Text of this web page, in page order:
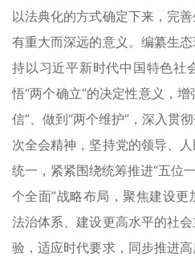
以法典化的方式确定下来，完
有重大而深远的意义。编纂生
持以习近平新时代中国特色社
悟“两个确立”的决定性意义，增
信”、做到“两个维护”，深入贯
次全会精神，坚持党的领导、
统一，紧紧围绕统筹推进“五位
个全面”战略布局，聚焦建设
法治体系、建设更高水平的社
验，适应时代要求，同步推进